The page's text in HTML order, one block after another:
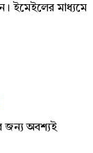
ইমেইলের মাধ্যমে
জন্য অবশ্যই